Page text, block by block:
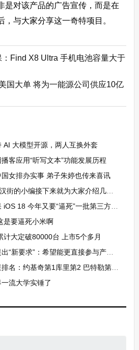
是对该产品的广告宣传，而是在
，与大家分享这一奇特项目。
Find X8 Ultra 手机电池容量大于
国大单 将为一能源公司供应10亿
AI 大模型开源，两人互换外套
客应用“听写文本”功能发展历程
女排办实事 弟子朱婷也传来喜讯
小编接下来就为大家介绍几招小技巧。
18 今年又要“逼死”一批第三方应用
是要逼死小米啊
计大定破80000台 上市5个多月
新要求”：希望能更直接参与产品研发
约基奇第1库里第2 巴特勒第9詹姆斯第12
流大学实锤了